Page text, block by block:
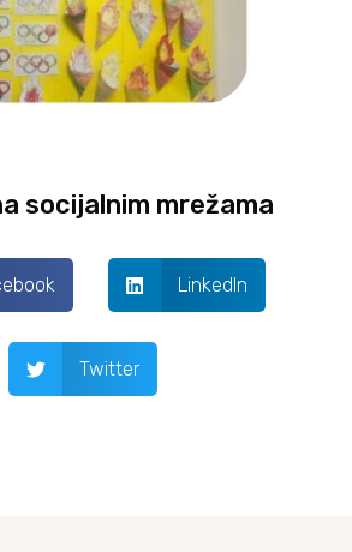
socijalnim mrežama
LinkedIn
Twitter